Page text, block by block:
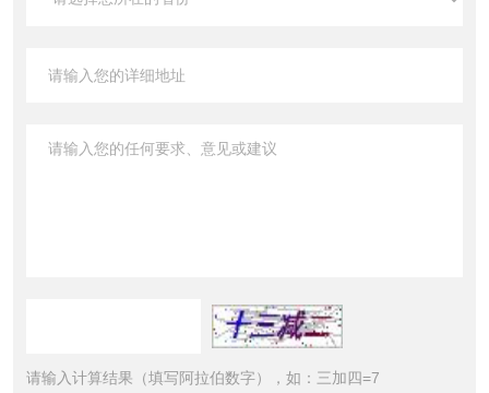
请输入计算结果（填写阿拉伯数字），如：三加四=7